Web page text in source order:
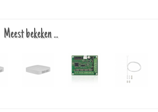
Meest bekeken ...